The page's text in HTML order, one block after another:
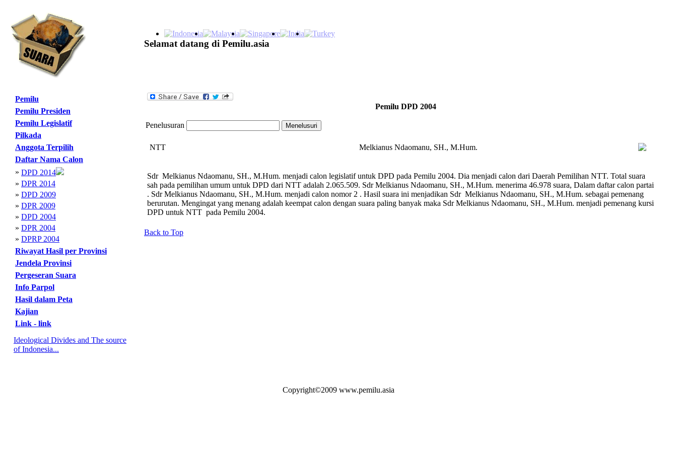
Selamat datang di Pemilu.asia
Pemilu
Pemilu Presiden
Pemilu Legislatif
Pilkada
Anggota Terpilih
Daftar Nama Calon
» DPD 2014
» DPR 2014
» DPD 2009
» DPR 2009
» DPD 2004
» DPR 2004
» DPRP 2004
Riwayat Hasil per Provinsi
Jendela Provinsi
Pergeseran Suara
Info Parpol
Hasil dalam Peta
Kajian
Link - link
Ideological Divides and The source
of Indonesia...
Pemilu DPD 2004
Penelusuran
NTT Melkianus Ndaomanu, SH., M.Hum.
Sdr Melkianus Ndaomanu, SH., M.Hum. menjadi calon legislatif untuk DPD pada Pemilu 2004. Dia menjadi calon dari Daerah Pemilihan NTT. Total suara
sah pada pemilihan umum untuk DPD dari NTT adalah 2.065.509. Sdr Melkianus Ndaomanu, SH., M.Hum. menerima 46.978 suara, Dalam daftar calon partai
. Sdr Melkianus Ndaomanu, SH., M.Hum. menjadi calon nomor 2 . Hasil suara ini menjadikan Sdr Melkianus Ndaomanu, SH., M.Hum. sebagai pemenang
berurutan. Mengingat yang menang adalah keempat calon dengan suara paling banyak maka Sdr Melkianus Ndaomanu, SH., M.Hum. menjadi pemenang kursi
DPD untuk NTT pada Pemilu 2004.
Back to Top
Copyright©2009 www.pemilu.asia